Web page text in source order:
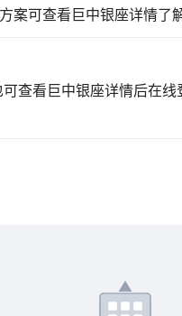
案可查看巨中银座详情了
可查看巨中银座详情后在线